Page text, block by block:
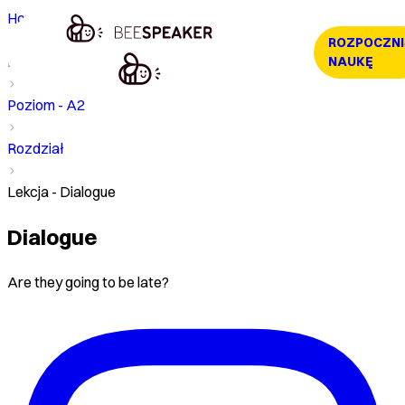
NAUKĘ
Home
Kurs
Poziom - A2
Rozdział
Lekcja - Dialogue
Dialogue
Are they going to be late?